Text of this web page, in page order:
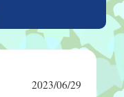
2023/06/29